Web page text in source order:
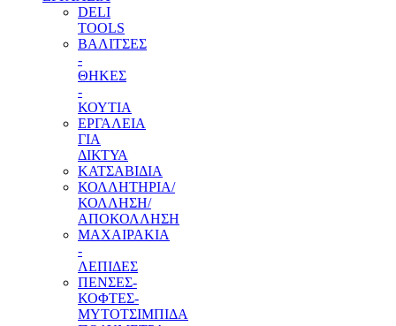
DELI
TOOLS
ΒΑΛΙΤΣΕΣ
-
ΘΗΚΕΣ
-
ΚΟΥΤΙΑ
ΕΡΓΑΛΕΙΑ
ΓΙΑ
ΔΙΚΤΥΑ
ΚΑΤΣΑΒΙΔΙΑ
ΚΟΛΛΗΤΗΡΙΑ/
ΚΟΛΛΗΣΗ/
ΑΠΟΚΟΛΛΗΣΗ
ΜΑΧΑΙΡΑΚΙΑ
-
ΛΕΠΙΔΕΣ
ΠΕΝΣΕΣ-
ΚΟΦΤΕΣ-
ΜΥΤΟΤΣΙΜΠΙΔΑ